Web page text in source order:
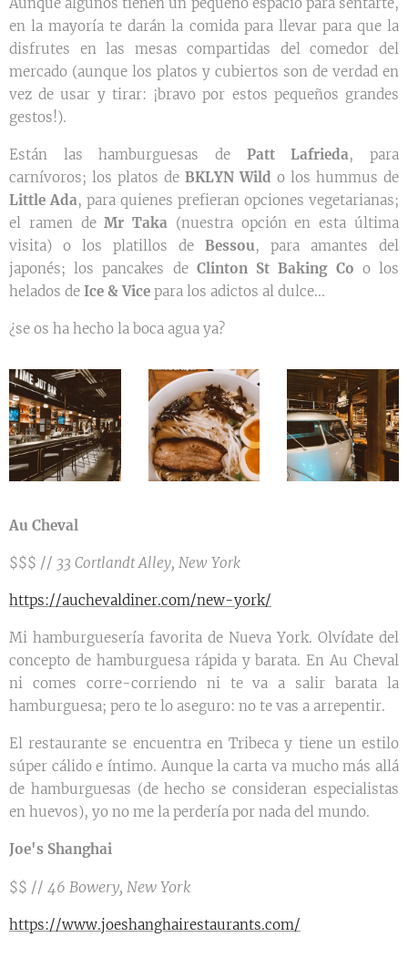
Aunque algunos tienen un pequeño espacio para sentarte,
en la mayoría te darán la comida para llevar para que la
disfrutes en las mesas compartidas del comedor del
mercado (aunque los platos y cubiertos son de verdad en
vez de usar y tirar: ¡bravo por estos pequeños grandes
gestos!).
Están las hamburguesas de Patt Lafrieda, para
carnívoros; los platos de BKLYN Wild o los hummus de
Little Ada, para quienes prefieran opciones vegetarianas;
el ramen deMr Taka (nuestra opción en esta última
visita) o los platillos de Bessou, para amantes del
japonés; los pancakes de Clinton St Baking Co o los
helados de Ice & Vice para los adictos al dulce...
¿se os ha hecho la boca agua ya?
Au Cheval
$$$ // 33 Cortlandt Alley, New York
https://auchevaldiner.com/new-york/
Mi hamburguesería favorita de Nueva York. Olvídate del
concepto de hamburguesa rápida y barata. En Au Cheval
ni comes corre-corriendo ni te va a salir barata la
hamburguesa; pero te lo aseguro: no te vas a arrepentir.
El restaurante se encuentra en Tribeca y tiene un estilo
súper cálido e íntimo. Aunque la carta va mucho más allá
de hamburguesas (de hecho se consideran especialistas
en huevos), yo no me la perdería por nada del mundo.
Joe's Shanghai
$$ // 46 Bowery, New York
https://www.joeshanghairestaurants.com/